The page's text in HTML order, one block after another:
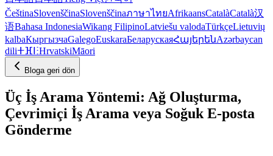
ČeštinaSlovenščinaSlovenščinaภาษาไทยAfrikaansCatalàCatalà汉
语Bahasa IndonesiaWikang FilipinoLatviešu valodaTürkçeLietuvių
kalbaКыргызчаGalegoEuskaraБеларускаяՀայերենAzərbaycan
diliⵜⴼⵏⵗHrvatskiMāori
Bloga geri dön
Üç İş Arama Yöntemi: Ağ Oluşturma,
Çevrimiçi İş Arama veya Soğuk E-posta
Gönderme